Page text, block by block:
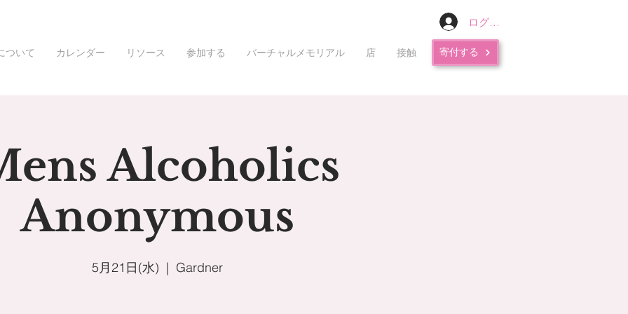
ログイン
ついて カレンダー リソース 参加する バーチャルメモリアル 店 接触 寄付する
Alcoholics
Anonymous
5月21日(水)
  |
Gardner